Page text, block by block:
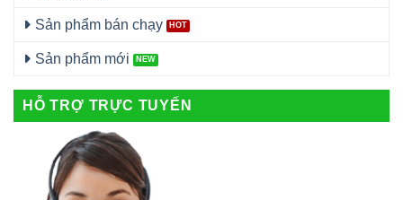
Sản phẩm bán chạy
Sản phẩm mới
HỖ TRỢ TRỰC TUYẾN